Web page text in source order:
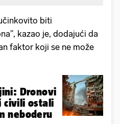
biti
kazao je, dodajući da
faktor koji se ne može
Dronovi
civili ostali
neboderu